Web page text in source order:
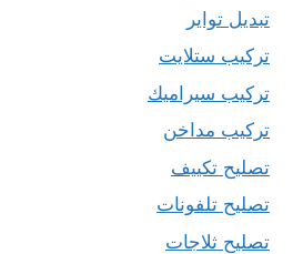
تبديل تواير
تركيب ستلايت
تركيب سيراميك
تركيب مداخن
تصليح تكييف
تصليح تلفونات
تصليح ثلاجات